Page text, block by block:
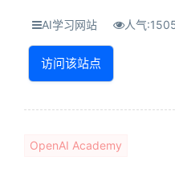
师课》等，
AI学习网站 人气
访问该站点
OpenAI Academy